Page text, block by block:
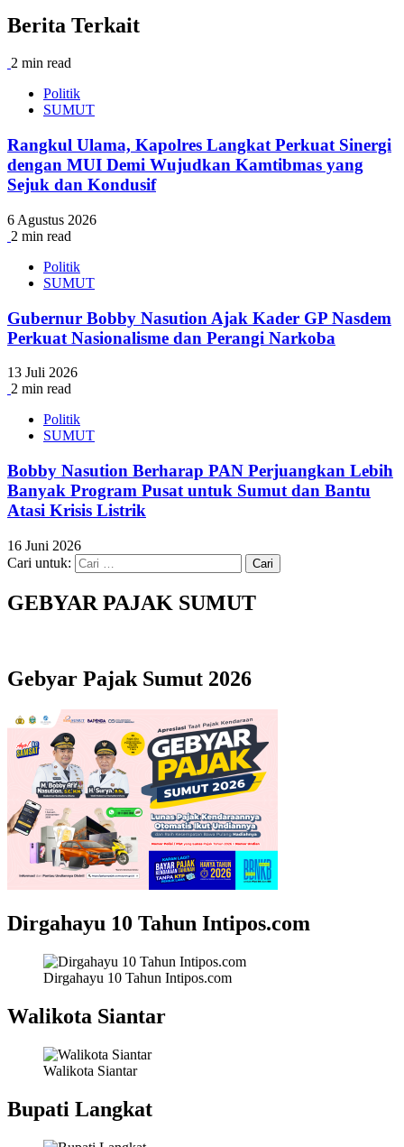
Berita Terkait
2 min read
Politik
SUMUT
Rangkul Ulama, Kapolres Langkat Perkuat Sinergi
dengan MUI Demi Wujudkan Kamtibmas yang
Sejuk dan Kondusif
6 Agustus 2026
2 min read
Politik
SUMUT
Gubernur Bobby Nasution Ajak Kader GP Nasdem
Perkuat Nasionalisme dan Perangi Narkoba
13 Juli 2026
2 min read
Politik
SUMUT
Bobby Nasution Berharap PAN Perjuangkan Lebih
Banyak Program Pusat untuk Sumut dan Bantu
Atasi Krisis Listrik
16 Juni 2026
Cari untuk:
GEBYAR PAJAK SUMUT
Gebyar Pajak Sumut 2026
Dirgahayu 10 Tahun Intipos.com
Dirgahayu 10 Tahun Intipos.com
Walikota Siantar
Walikota Siantar
Bupati Langkat